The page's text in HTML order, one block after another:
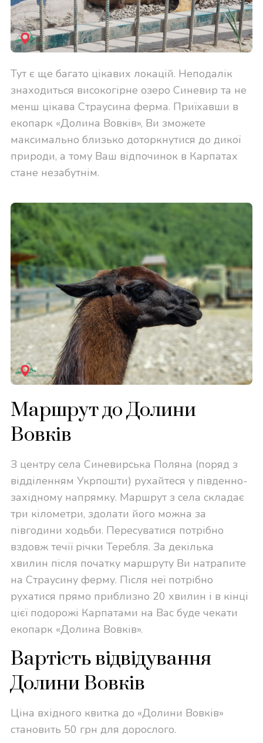
Тут є ще багато цікавих локацій. Неподалік
знаходиться високогірне озеро Синевир та не
менш цікава Страусина ферма. Приїхавши в
екопарк «Долина Вовків», Ви зможете
максимально близько доторкнутися до дикої
природи, а тому Ваш відпочинок в Карпатах
стане незабутнім.
Маршрут до Долини
Вовків
З центру села Синевирська Поляна (поряд з
відділенням Укрпошти) рухайтеся у південно-
західному напрямку. Маршрут з села складає
три кілометри, здолати його можна за
півгодини ходьби. Пересуватися потрібно
вздовж течії річки Теребля. За декілька
хвилин після початку маршруту Ви натрапите
на Страусину ферму. Після неї потрібно
рухатися прямо приблизно 20 хвилин і в кінці
цієї подорожі Карпатами на Вас буде чекати
екопарк «Долина Вовків».
Вартість відвідування
Долини Вовків
Ціна вхідного квитка до «Долини Вовків»
становить 50 грн для дорослого.